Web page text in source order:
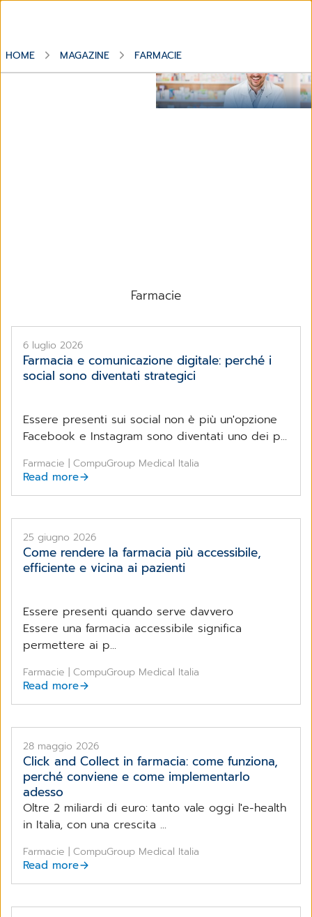
HOME MAGAZINE FARMACIE
Software Gestionale per le
Farmacie
Farmacie
6 luglio 2026
Farmacia e comunicazione digitale: perché i
social sono diventati strategici
Essere presenti sui social non è più un'opzione
Facebook e Instagram sono diventati uno dei p...
Farmacie | CompuGroup Medical Italia
Read more
25 giugno 2026
Come rendere la farmacia più accessibile,
efficiente e vicina ai pazienti
Essere presenti quando serve davvero
Essere una farmacia accessibile significa
permettere ai p...
Farmacie | CompuGroup Medical Italia
Read more
28 maggio 2026
Click and Collect in farmacia: come funziona,
perché conviene e come implementarlo
adesso
Oltre 2 miliardi di euro: tanto vale oggi l'e-health
in Italia, con una crescita ...
Farmacie | CompuGroup Medical Italia
Read more